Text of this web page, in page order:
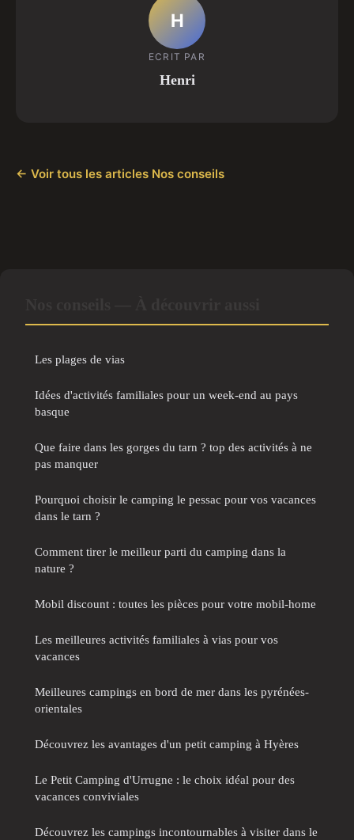
H
ECRIT PAR
Henri
← Voir tous les articles Nos conseils
Les plages de vias
Idées d'activités familiales pour un week-end au pays
basque
Que faire dans les gorges du tarn ? top des activités à ne
pas manquer
Pourquoi choisir le camping le pessac pour vos vacances
dans le tarn ?
Comment tirer le meilleur parti du camping dans la
nature ?
Mobil discount : toutes les pièces pour votre mobil-home
Les meilleures activités familiales à vias pour vos
vacances
Meilleures campings en bord de mer dans les pyrénées-
orientales
Découvrez les avantages d'un petit camping à Hyères
Le Petit Camping d'Urrugne : le choix idéal pour des
vacances conviviales
Découvrez les campings incontournables à visiter dans le